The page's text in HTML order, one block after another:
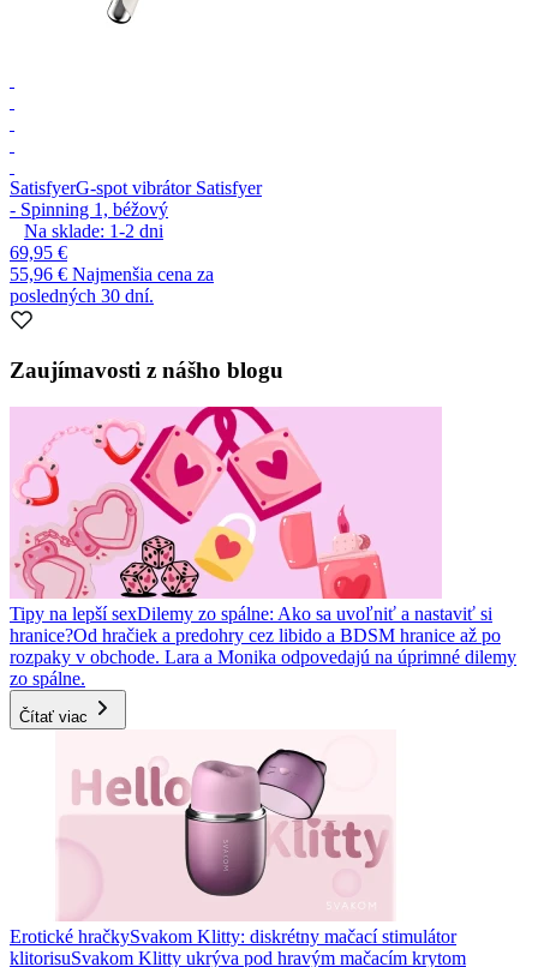
SatisfyerG-spot vibrátor Satisfyer
- Spinning 1, béžový
Na sklade: 1-2 dni
69,95 €
55,96 € Najmenšia cena za
posledných 30 dní.
Zaujímavosti z nášho blogu
Tipy na lepší sexDilemy zo spálne: Ako sa uvoľniť a nastaviť si
hranice?Od hračiek a predohry cez libido a BDSM hranice až po
rozpaky v obchode. Lara a Monika odpovedajú na úprimné dilemy
zo spálne.
Čítať viac
Erotické hračkySvakom Klitty: diskrétny mačací stimulátor
klitorisuSvakom Klitty ukrýva pod hravým mačacím krytom